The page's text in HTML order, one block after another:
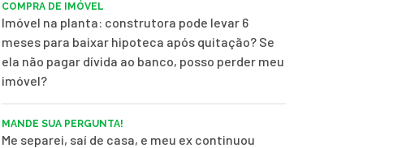
COMPRA DE IMÓVEL
Imóvel na planta: construtora pode levar 6
meses para baixar hipoteca após quitação? Se
ela não pagar dívida ao banco, posso perder meu
imóvel?
MANDE SUA PERGUNTA!
Me separei, saí de casa, e meu ex continuou